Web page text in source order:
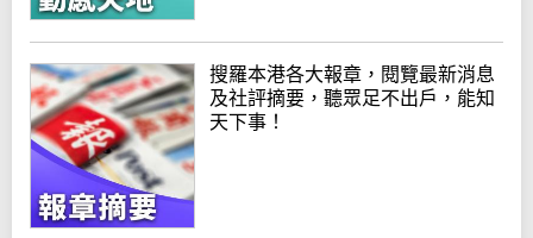
搜羅本港各大報章，閱覽最新消息
及社評摘要，聽眾足不出戶，能知
天下事！